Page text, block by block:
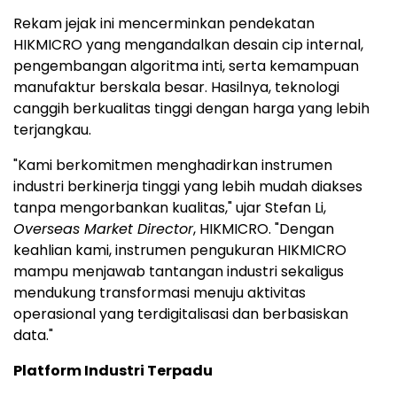
Rekam jejak ini mencerminkan pendekatan
HIKMICRO yang mengandalkan desain cip internal,
pengembangan algoritma inti, serta kemampuan
manufaktur berskala besar. Hasilnya, teknologi
canggih berkualitas tinggi dengan harga yang lebih
terjangkau.
"Kami berkomitmen menghadirkan instrumen
industri berkinerja tinggi yang lebih mudah diakses
tanpa mengorbankan kualitas," ujar Stefan Li,
Overseas Market Director, HIKMICRO. "Dengan
keahlian kami, instrumen pengukuran HIKMICRO
mampu menjawab tantangan industri sekaligus
mendukung transformasi menuju aktivitas
operasional yang terdigitalisasi dan berbasiskan
data."
Platform Industri Terpadu